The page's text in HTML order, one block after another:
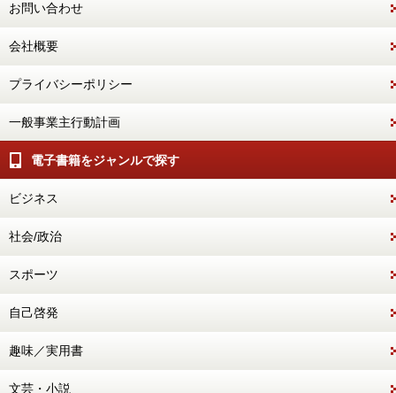
お問い合わせ
会社概要
プライバシーポリシー
一般事業主行動計画
電子書籍をジャンルで探す
ビジネス
社会/政治
スポーツ
自己啓発
趣味／実用書
文芸・小説